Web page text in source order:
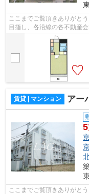
ここまでご覧頂きありがと
目指し、各沿線の各不動産
様へ提供しております！最新
賃貸 | マンション アー
5
ここまでご覧頂きありがと